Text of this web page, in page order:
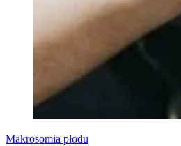
Makrosomia płodu